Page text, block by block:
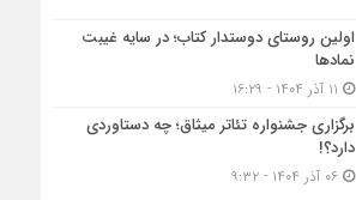
اولین روستای دوستدار کتاب؛ در سایه غیبت
نمادها
برگزاری جشنواره تئاتر میثاق؛ چه دستاوردی
دارد؟!
۰۶ آذر ۱۴۰۴ - ۹:۳۲